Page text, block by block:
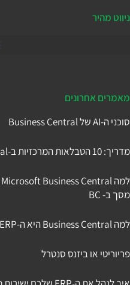
ניווט מהיר
מאמרים אחרונים
סוכני ה-AI של Business Central
מדריך: 10 הטבלאות המרכזיות ב-Microsoft Business Central
מסך ב- BC
למה Business Central היא ה-ERP הכי מתקדם בישראל
פריוריטי או ביזנס סנטרל